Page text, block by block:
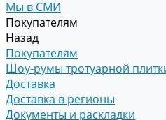
Мы в СМИ
Покупателям
Назад
Покупателям
Шоу-румы тротуарной
Доставка
Доставка в регионы
Документы и раскладки